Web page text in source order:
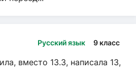
Русский язык 9 класс
вместо 13.3, написала 13,